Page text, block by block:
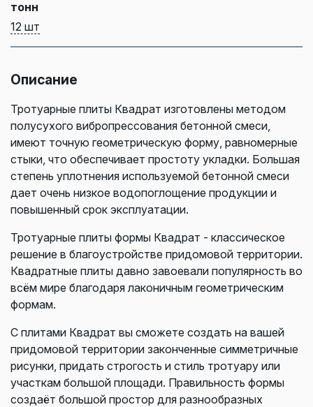
тонн
12 шт
Описание
Тротуарные плиты Квадрат изготовлены методом
полусухого вибропрессования бетонной смеси,
имеют точную геометрическую форму, равномерные
стыки, что обеспечивает простоту укладки. Большая
степень уплотнения используемой бетонной смеси
дает очень низкое водопоглощение продукции и
повышенный срок эксплуатации.
Тротуарные плиты формы Квадрат - классическое
решение в благоустройстве придомовой территории.
Квадратные плиты давно завоевали популярность во
всём мире благодаря лаконичным геометрическим
формам.
С плитами Квадрат вы сможете создать на вашей
придомовой территории законченные симметричные
рисунки, придать строгость и стиль тротуару или
участкам большой площади. Правильность формы
создаёт большой простор для разнообразных